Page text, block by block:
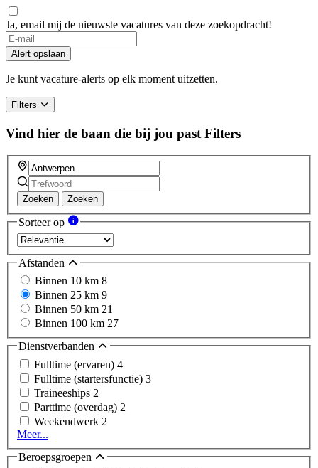
Ja, email mij de nieuwste vacatures van deze zoekopdracht!
If
you
are
a
ignore
this
field
Alert opslaan
Je kunt vacature-alerts op elk moment uitzetten.
Filters
Vind hier de baan die bij jou past Filters
Zoeken Zoeken
Sorteer op
Afstanden
Binnen 10 km 8
Binnen 25 km 9
Binnen 50 km 21
Binnen 100 km 27
Dienstverbanden
Fulltime (ervaren) 4
Fulltime (startersfunctie) 3
Traineeships 2
Parttime (overdag) 2
Weekendwerk 2
Meer...
Beroepsgroepen